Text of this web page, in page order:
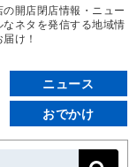
開店閉店情報・ニュー
ネタを発信する地域情
け！
ニュース
おでかけ